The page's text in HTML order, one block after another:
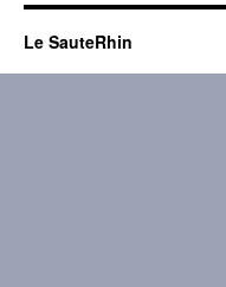
Le SauteRhin